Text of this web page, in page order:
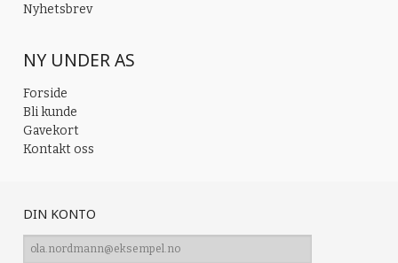
Nyhetsbrev
NY UNDER AS
Forside
Bli kunde
Gavekort
Kontakt oss
DIN KONTO